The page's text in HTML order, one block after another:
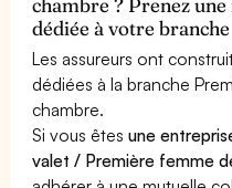
dédiée à votre branche
Les assureurs ont
dédiées à la branche
chambre.
Si vous êtesune
valet / Première femme